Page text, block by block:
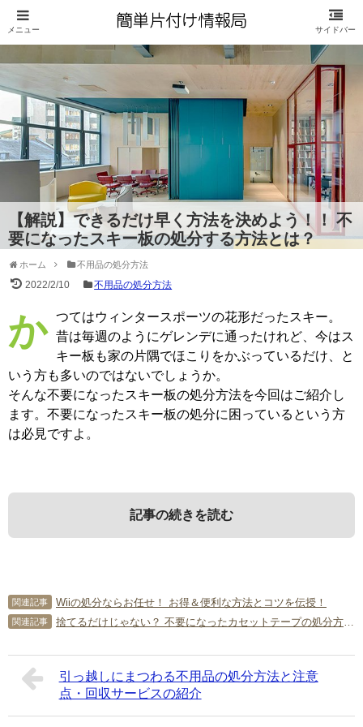
【解説】できるだけ早く方法を決めよう！！ 不
要になったスキー板の処分する方法とは？
ホーム 不用品の処分方法
2022/2/10 不用品の処分方法
かつてはウィンタースポーツの花形だったスキー。
昔は毎週のようにゲレンデに通ったけれど、今はス
キー板も家の片隅でほこりをかぶっているだけ、と
いう方も多いのではないでしょうか。
そんな不要になったスキー板の処分方法を今回はご紹介し
ます。不要になったスキー板の処分に困っているという方
は必見ですよ。
記事の続きを読む
廃棄する場合
てしまっているようなスキー板は廃棄したほうが良いでし
ょう。
スキー板は自治体に粗大ごみとして処分を依頼することが
できます。
個人で処分しきれない場合は？
事情があって今すぐにスキー板を処分したい
こんな場合は不用品回収業者を利用してみましょう。早け
関連記事 Wiiの処分ならお任せ！ お得＆便利な方法とコツを伝授！
関連記事 捨てるだけじゃない？ 不要になったカセットテープの処分方法は？
引っ越しにまつわる不用品の処分方法と注意
点・回収サービスの紹介